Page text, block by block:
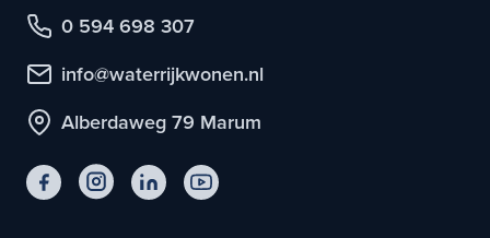
0 594 698 307
info@waterrijkwonen.nl
Alberdaweg 79 Marum